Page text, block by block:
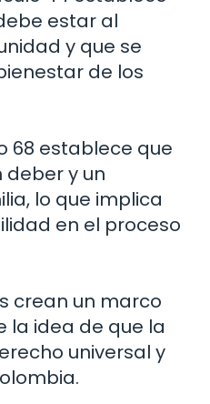
estar al
y que se
de los
68 establece que
deber y un
lo que implica
en el proceso
crean un marco
la idea de que la
universal y